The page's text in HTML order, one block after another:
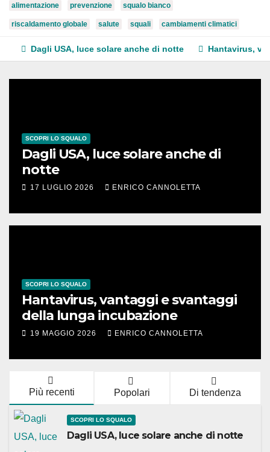
alimentazione prevenzione squalo bianco
riscaldamento globale salute squali cambiamenti climatici
Dagli USA, luce solare anche di notte Hantavirus,
SCOPRI LO SQUALO
Dagli USA, luce solare anche di
notte
17 LUGLIO 2026 ENRICO CANNOLETTA
SCOPRI LO SQUALO
Hantavirus, vantaggi e svantaggi
della lunga incubazione
19 MAGGIO 2026 ENRICO CANNOLETTA
Più recenti Popolari Di tendenza
SCOPRI LO SQUALO
Dagli USA, luce solare anche di notte